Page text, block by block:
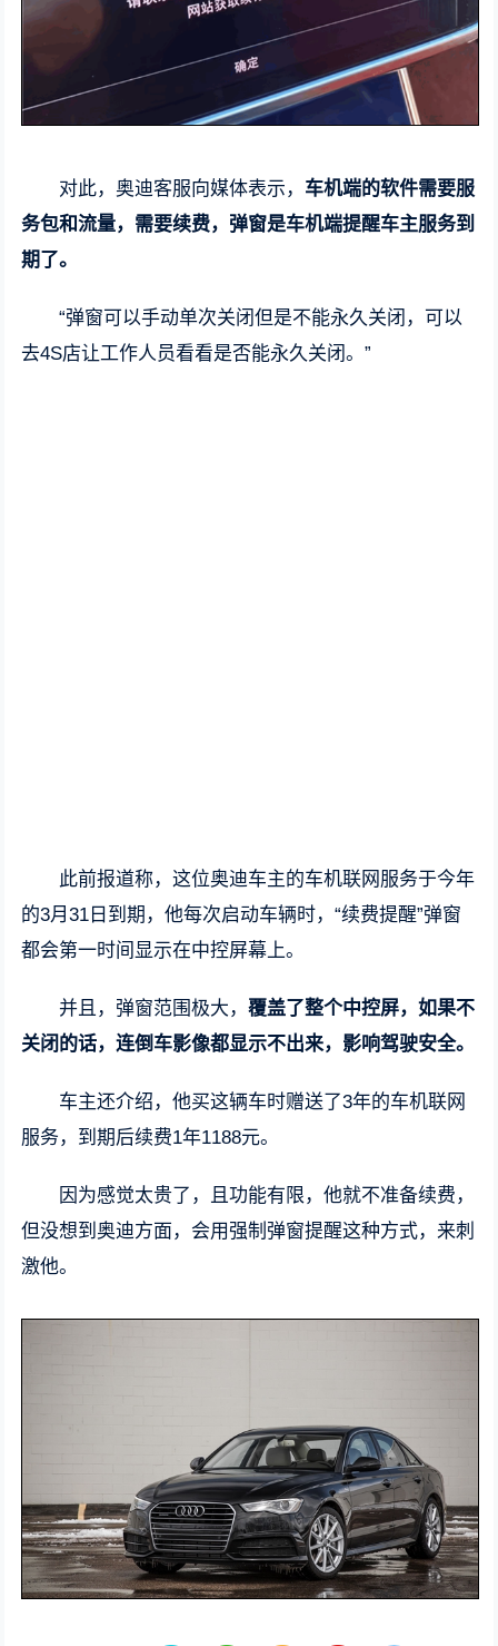
对此，奥迪客服向媒体表示， 车机端的软件需要服
务包和流量，需要续费，弹窗是车机端提醒车主服务到
期了。
“弹窗可以手动单次关闭但是不能永久关闭，可以
去4S店让工作人员看看是否能永久关闭。”
此前报道称，这位奥迪车主的车机联网服务于今年
的3月31日到期，他每次启动车辆时，“续费提醒”弹窗
都会第一时间显示在中控屏幕上。
并且，弹窗范围极大，覆盖了整个中控屏，如果不
关闭的话，连倒车影像都显示不出来，影响驾驶安全。
车主还介绍，他买这辆车时赠送了3年的车机联网
服务，到期后续费1年1188元。
因为感觉太贵了，且功能有限，他就不准备续费，
但没想到奥迪方面，会用强制弹窗提醒这种方式，来刺
激他。